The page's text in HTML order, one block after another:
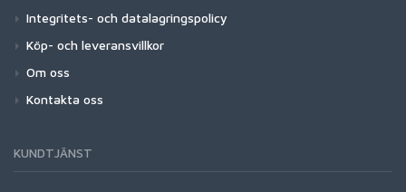
Integritets- och datalagringspolicy
Köp- och leveransvillkor
Om oss
Kontakta oss
KUNDTJÄNST